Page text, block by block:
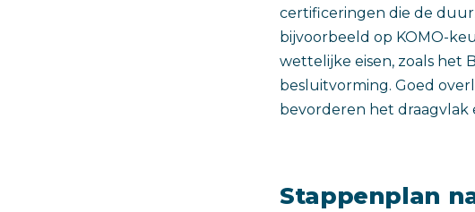
certificeringen die de
bijvoorbeeld op KOMO-
wettelijke eisen, zoals het
besluitvorming. Goed
bevorderen het draagvlak
Stappenplan